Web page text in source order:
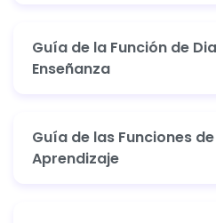
Guía de la Función de
Enseñanza
Guía de las Funciones
Aprendizaje